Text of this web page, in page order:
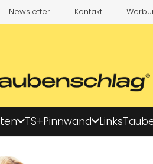
Newsletter Kontakt
TS+Pinnwand Links